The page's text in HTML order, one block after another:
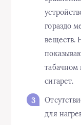
гораздо
веществ.
сигарет.
для